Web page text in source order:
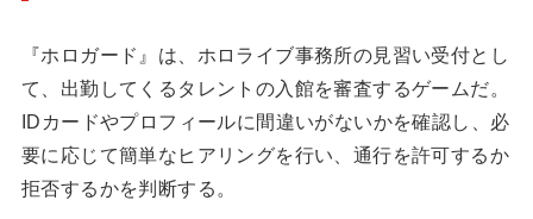
『ホロガード』は、ホロライブ事務所の見習い受付とし
て、出勤してくるタレントの入館を審査するゲームだ。
IDカードやプロフィールに間違いがないかを確認し、必
要に応じて簡単なヒアリングを行い、通行を許可するか
拒否するかを判断する。